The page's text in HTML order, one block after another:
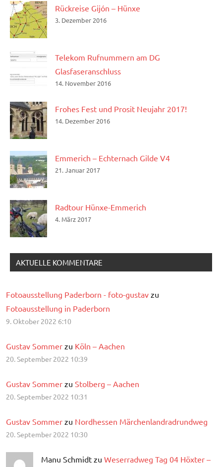
Rückreise Gijón – Hünxe
3. Dezember 2016
Telekom Rufnummern am DG
Glasfaseranschluss
14. November 2016
Frohes Fest und Prosit Neujahr 2017!
14. Dezember 2016
Emmerich – Echternach Gilde V4
21. Januar 2017
Radtour Hünxe-Emmerich
4. März 2017
AKTUELLE KOMMENTARE
Fotoausstellung Paderborn - foto-gustav zu
Fotoausstellung in Paderborn
9. Oktober 2022 6:10
Gustav Sommer zu Köln – Aachen
20. September 2022 10:39
Gustav Sommer zu Stolberg – Aachen
20. September 2022 10:31
Gustav Sommer zu Nordhessen Märchenlandradrundweg
20. September 2022 10:30
Manu Schmidt zu Weserradweg Tag 04 Höxter –